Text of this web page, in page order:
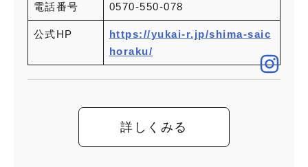
電話番号 0570-550-078
公式HP
https://yukai-r.jp/shima-saic
horaku/
詳しくみる